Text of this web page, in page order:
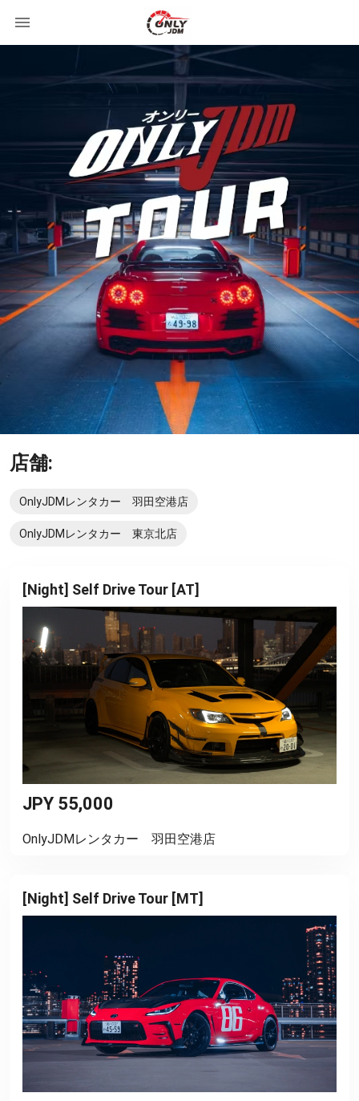
店舗:
OnlyJDMレンタカー 羽田空港店
OnlyJDMレンタカー 東京北店
[Night] Self Drive Tour [AT]
JPY 55,000
OnlyJDMレンタカー 羽田空港店
[Night] Self Drive Tour [MT]